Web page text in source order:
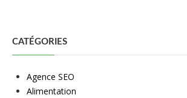
CATÉGORIES
Agence SEO
Alimentation